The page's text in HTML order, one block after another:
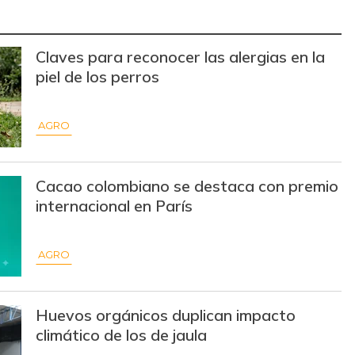
$ 3.494,15 +$ 24,94 +0,72%
$ 3.162,00
$ 1.572,00
$ 3.685,86 -$ 76,86 -2,04%
$ 4.087,85 -$ 18,81
Claves para reconocer las alergias en la
piel de los perros
AGRO
Cacao colombiano se destaca con premio
internacional en París
AGRO
Huevos orgánicos duplican impacto
climático de los de jaula